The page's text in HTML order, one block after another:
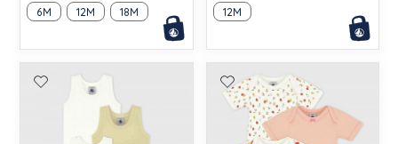
6M 12M 18M 12M